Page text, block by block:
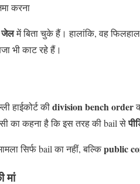
करना
जेलमें बिता चुके हैं। हालांकि, वह
भी काट रहे हैं।
हाईकोर्ट कीdivision bench order
का कहना है कि इस तरह की bail से
सिर्फ bail का नहीं, बल्किpublic
मां